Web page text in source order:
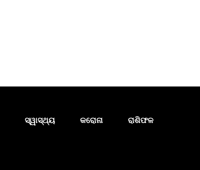
ସ୍ୱାସ୍ଥ୍ୟ କରୋନା ରାଶିଫଳ